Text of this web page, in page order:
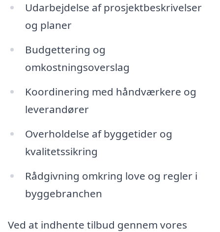
Udarbejdelse af prosjektbeskrivelser
og planer
Budgettering og
omkostningsoverslag
Koordinering med håndværkere og
leverandører
Overholdelse af byggetider og
kvalitetssikring
Rådgivning omkring love og regler i
byggebranchen
Ved at indhente tilbud gennem vores